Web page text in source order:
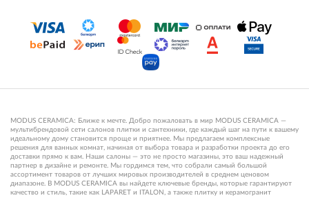
MODUS CERAMICA: Ближе к мечте. Добро пожаловать в мир MODUS CERAMICA —
мультибрендовой сети салонов плитки и сантехники, где каждый шаг на пути к вашему
идеальному дому становится проще и приятнее. Мы предлагаем комплексные
решения для ванных комнат, начиная от выбора товара и разработки проекта до его
доставки прямо к вам. Наши салоны — это не просто магазины, это ваш надежный
партнер в дизайне и ремонте. Мы гордимся тем, что собрали самый большой
ассортимент товаров от лучших мировых производителей в среднем ценовом
диапазоне. В MODUS CERAMICA вы найдете ключевые бренды, которые гарантируют
качество и стиль, такие как LAPARET и ITALON, а также плитку и керамогранит